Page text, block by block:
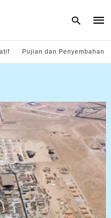
and
hit
Pujian dan Penyembahan